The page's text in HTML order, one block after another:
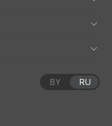
BY RU